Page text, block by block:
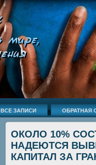
ВСЕ ЗАПИСИ ОБРАТНАЯ
ОКОЛО 10%
НАДЕЮТСЯ
КАПИТАЛ ЗА